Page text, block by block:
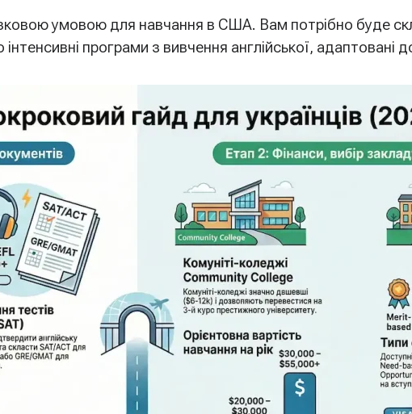
умовою для навчання в США. Вам потрібно буде
програми з вивчення англійської, адаптовані